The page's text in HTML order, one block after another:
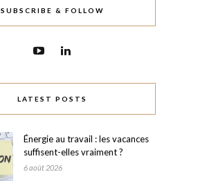
SUBSCRIBE & FOLLOW
LATEST POSTS
Énergie au travail : les vacances
suffisent-elles vraiment ?
6 août 2026